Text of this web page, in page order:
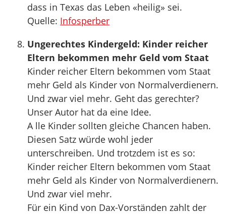
dass in Texas das Leben «heilig» sei.
Quelle: Infosperber
Ungerechtes Kindergeld: Kinder reicher
Eltern bekommen mehr Geld vom Staat
Kinder reicher Eltern bekommen vom Staat
mehr Geld als Kinder von Normalverdienern.
Und zwar viel mehr. Geht das gerechter?
Unser Autor hat da eine Idee.
A lle Kinder sollten gleiche Chancen haben.
Diesen Satz würde wohl jeder
unterschreiben. Und trotzdem ist es so:
Kinder reicher Eltern bekommen vom Staat
mehr Geld als Kinder von Normalverdienern.
Und zwar viel mehr.
Für ein Kind von Dax-Vorständen zahlt der